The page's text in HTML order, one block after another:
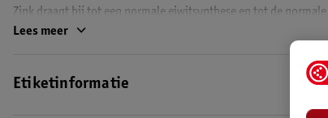
Zink draagt bij tot een normale eiwitsynthese en tot de
Een gevarieerde, evenwichtige voeding en een gezonde
Lees meer
Etiketinformatie